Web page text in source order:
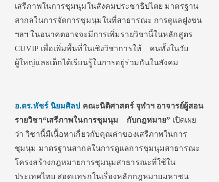
เสรีภาพในการชุมนุมในสังคมประชาธิปไตย มาตรฐาน
สากลในการจัดการชุมนุมในที่สาธารณะ การดูแลฝูงชน
ฯลฯ ในอนาคตอาจจะมีการเพิ่มรายวิชานี้ในหลักสูตร
CUVIP เพื่อเพิ่มพื้นที่ในเชิงวิชาการให้ คนทั้งในวัย
ผู้ใหญ่และเด็กได้เรียนรู้ในการอยู่ร่วมกันในสังคม
อ.ดร.พัชร์ นิยมศิลป คณะนิติศาสตร์ จุฬาฯ อาจารย์ผู้สอน
รายวิชา“เสรีภาพในการชุมนุม กับกฎหมาย” เปิดเผย
ว่า วิชานี้มีเนื้อหาเกี่ยวกับคุณค่าของเสรีภาพในการ
ชุมนุม มาตรฐานสากลในการดูแลการชุมนุมสาธารณะ
โครงสร้างกฎหมายการชุมนุมสาธารณะที่ใช้ใน
ประเทศไทย สอดแทรกในเรื่องหลักกฎหมายมหาชน